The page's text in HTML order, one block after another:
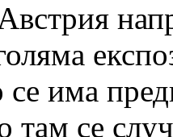
се има
там се